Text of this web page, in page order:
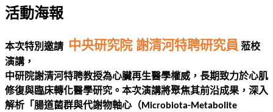
活動海報
本次特別邀請 中央研究院 謝清河特聘研究員 蒞校
演講，
中研院謝清河特聘教授為心臟再生醫學權威，長期致力於心肌
修復與臨床轉化醫學研究。本次演講將聚焦其前沿成果，深入
解析「腸道菌群與代謝物軸心（Microbiota-Metabolite